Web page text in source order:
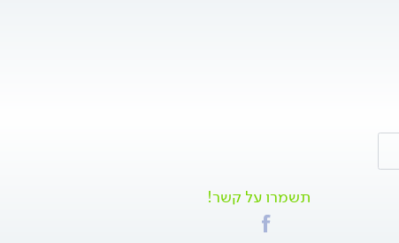
תשמרו על קשר!